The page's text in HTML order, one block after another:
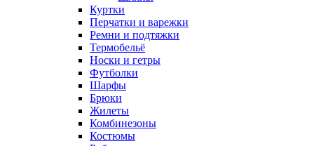
Куртки
Перчатки и варежки
Ремни и подтяжки
Термобельё
Носки и гетры
Футболки
Шарфы
Брюки
Жилеты
Комбинезоны
Костюмы